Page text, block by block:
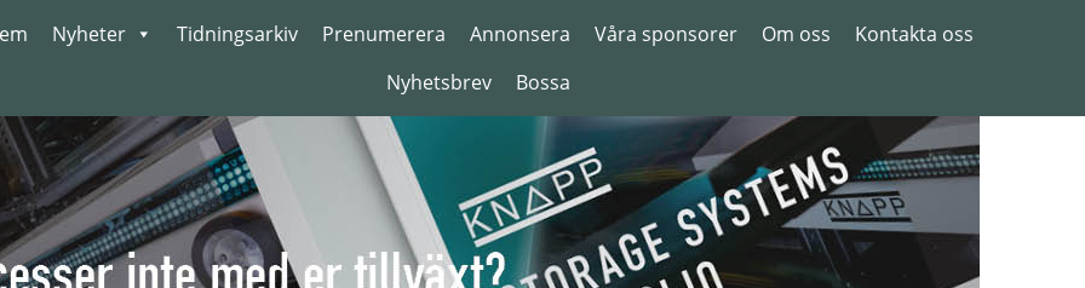
Nyheter Tidningsarkiv Prenumerera Annonsera Våra sponsorer Om oss
Kontakta oss
Nyhetsbrev
Bossa